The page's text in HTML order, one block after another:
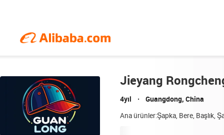
Jieyang
4yıl Guangdong, China
Ana ürünler:Şapka, Bere, Başlık,